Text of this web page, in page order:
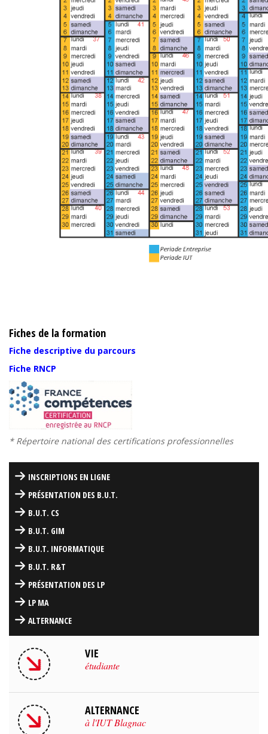
Fiches de la formation
Fiche descriptive du parcours
Fiche RNCP
* Répertoire national des certifications professionnelles
INSCRIPTIONS EN LIGNE
PRÉSENTATION DES B.U.T.
B.U.T. CS
B.U.T. GIM
B.U.T. INFORMATIQUE
B.U.T. R&T
PRÉSENTATION DES LP
LP MA
ALTERNANCE
VIE
étudiante
ALTERNANCE
à l'IUT Blagnac